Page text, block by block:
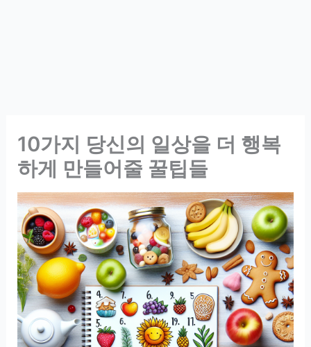
10가지 당신의 일상을 더 행복
하게 만들어줄 꿀팁들